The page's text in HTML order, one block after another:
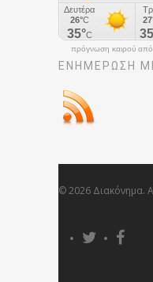
πρόγνωση καιρού
ΕΝΗΜΈΡΩΣΉ
© 2026 Διακόνημα.